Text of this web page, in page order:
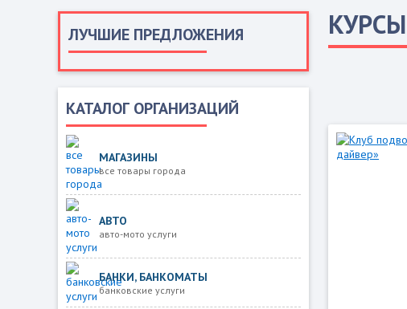
ЛУЧШИЕ ПРЕДЛОЖЕНИЯ
КАТАЛОГ ОРГАНИЗАЦИЙ
МАГАЗИНЫ
все товары города
АВТО
авто-мото услуги
БАНКИ, БАНКОМАТЫ
банковские услуги